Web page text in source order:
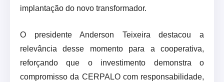
implantação do novo transformador.
O presidente Anderson Teixeira destacou a
relevância desse momento para a cooperativa,
reforçando que o investimento demonstra o
compromisso da CERPALO com responsabilidade,